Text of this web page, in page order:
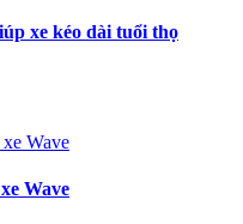
xe kéo dài tuổi thọ
Wave